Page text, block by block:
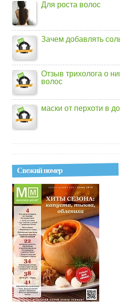
Для роста волос
Зачем добавлять
Отзыв трихолога о
волос
маски от перхоти в
Свежий номер